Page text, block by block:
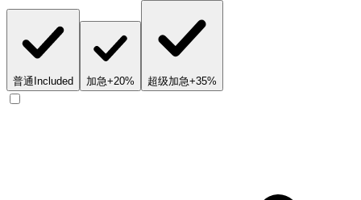
普通 Included 加急+20% 超级加急+35%